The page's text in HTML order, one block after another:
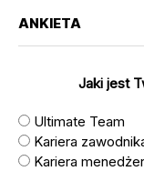
ANKIETA
Jaki jest
Ultimate Team
Kariera
Kariera